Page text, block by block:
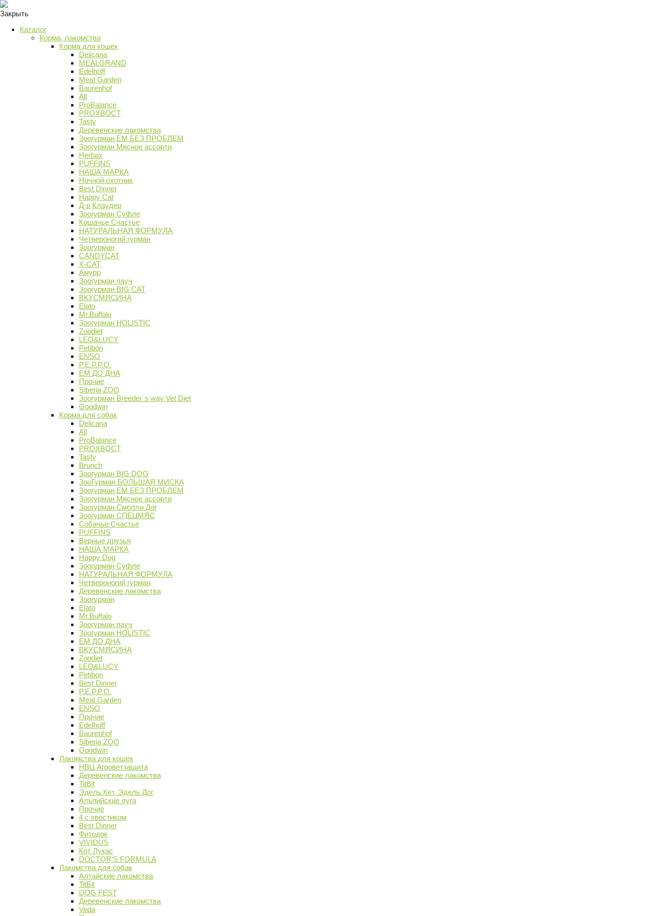
Закрыть
Каталог
Корма, лакомства
Корма для кошек
Delicana
MEALGRAND
Edelhoff
Meat Garden
Baurenhof
All
ProBalance
PROХВОСТ
Tasty
Деревенские лакомства
Зоогурман ЕМ БЕЗ ПРОБЛЕМ
Зоогурман Мясное ассорти
Herbax
PUFFINS
НАША МАРКА
Ночной охотник
Best Dinner
Happy Cat
Д-р Клаудер
Зоогурман Суфле
Кошачье Счастье
НАТУРАЛЬНАЯ ФОРМУЛА
Четвероногий гурман
Зоогурман
CANDYCAT
X-CAT
Амурр
Зоогурман пауч
Зоогурман BIG CAT
ВКУСМЯСИНА
Elato
Mr.Buffalo
Зоогурман HOLISTIC
Zoodiet
LEO&LUCY
Petibon
ENSO
P.E.P.P.O.
ЕМ ДО ДНА
Прочие
Siberia ZOO
Зоогурман Breeder`s way Vet Diet
Goodwin
Корма для собак
Delicana
All
ProBalance
PROХВОСТ
Tasty
Brunch
Зоогурман BIG DOG
ЗооГурман БОЛЬШАЯ МИСКА
Зоогурман ЕМ БЕЗ ПРОБЛЕМ
Зоогурман Мясное ассорти
Зоогурман Смолли Дог
Зоогурман СПЕЦМЯС
Собачье Счастье
PUFFINS
Верные друзья
НАША МАРКА
Happy Dog
Зоогурман Суфле
НАТУРАЛЬНАЯ ФОРМУЛА
Четвероногий гурман
Деревенские лакомства
Зоогурман
Elato
Mr.Buffalo
Зоогурман пауч
Зоогурман HOLISTIC
ЕМ ДО ДНА
ВКУСМЯСИНА
Zoodiet
LEO&LUCY
Petibon
Best Dinner
P.E.P.P.O.
Meat Garden
ENSO
Прочие
Edelhoff
Baurenhof
Siberia ZOO
Goodwin
Лакомства для кошек
НВЦ Агроветзащита
Деревенские лакомства
TitBit
Эдель Кет, Эдель Дог
Альпийские луга
Прочие
4 с хвостиком
Best Dinner
Фитодок
VIVIDUS
Кот Лукас
DOCTOR'S FORMULA
Лакомства для собак
Алтайские лакомства
TitBit
DOG FEST
Деревенские лакомства
Veda